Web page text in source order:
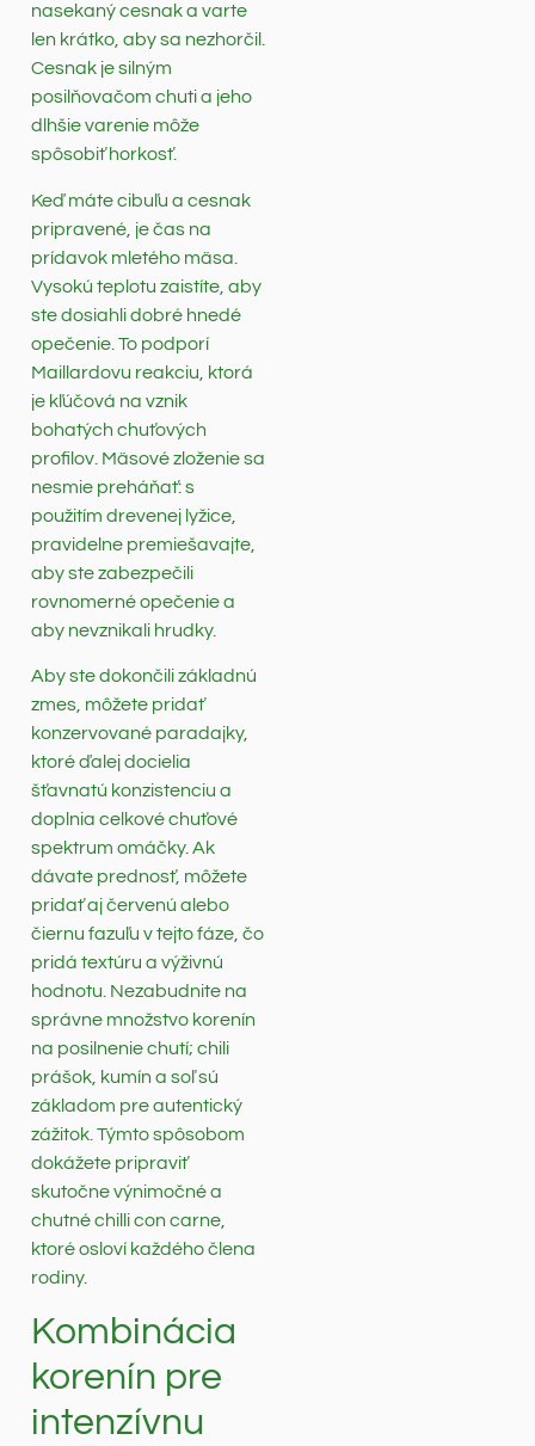
nasekaný cesnak a varte
len krátko, aby sa nezhorčil.
Cesnak je silným
posilňovačom chuti a jeho
dlhšie varenie môže
spôsobiť horkosť.
Keď máte cibuľu a cesnak
pripravené, je čas na
prídavok mletého mäsa.
Vysokú teplotu zaistíte, aby
ste dosiahli dobré hnedé
opečenie. To podporí
Maillardovu reakciu, ktorá
je kľúčová na vznik
bohatých chuťových
profilov. Mäsové zloženie sa
nesmie preháňať: s
použitím drevenej lyžice,
pravidelne premiešavajte,
aby ste zabezpečili
rovnomerné opečenie a
aby nevznikali hrudky.
Aby ste dokončili základnú
zmes, môžete pridať
konzervované paradajky,
ktoré ďalej docielia
šťavnatú konzistenciu a
doplnia celkové chuťové
spektrum omáčky. Ak
dávate prednosť, môžete
pridať aj červenú alebo
čiernu fazuľu v tejto fáze, čo
pridá textúru a výživnú
hodnotu. Nezabudnite na
správne množstvo korenín
na posilnenie chutí; chili
prášok, kumín a soľ sú
základom pre autentický
zážitok. Týmto spôsobom
dokážete pripraviť
skutočne výnimočné a
chutné chilli con carne,
ktoré osloví každého člena
rodiny.
Kombinácia
korenín pre
intenzívnu